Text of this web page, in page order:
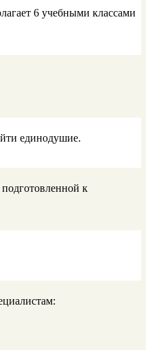
6 учебными классами
единодушие.
к